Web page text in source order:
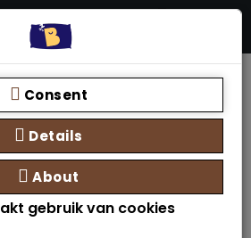
Zoeken
Boxspring -
Consent
Details
About
gebruik van cookies